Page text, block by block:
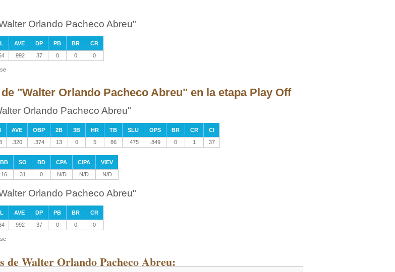
Orlando Pacheco Abreu"
AVE DP PB BR
CR
.992 37 0 0 0
"Walter Orlando Pacheco Abreu" en la etapa Play Off
Orlando Pacheco Abreu"
AVE OBP 2B 3B HR TB SLU OPS BR CR
CI
.320 .374 13 0 5 86 .475 .849 0 1 37
BB SO BD CPA CIPA
VIEV
16 31 0 N/D N/D N/D
Orlando Pacheco Abreu"
AVE DP PB BR
CR
.992 37 0 0 0
de Walter Orlando Pacheco Abreu: